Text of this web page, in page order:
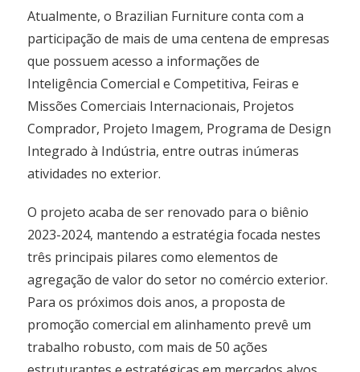
Atualmente, o Brazilian Furniture conta com a
participação de mais de uma centena de empresas
que possuem acesso a informações de
Inteligência Comercial e Competitiva, Feiras e
Missões Comerciais Internacionais, Projetos
Comprador, Projeto Imagem, Programa de Design
Integrado à Indústria, entre outras inúmeras
atividades no exterior.
O projeto acaba de ser renovado para o biênio
2023-2024, mantendo a estratégia focada nestes
três principais pilares como elementos de
agregação de valor do setor no comércio exterior.
Para os próximos dois anos, a proposta de
promoção comercial em alinhamento prevê um
trabalho robusto, com mais de 50 ações